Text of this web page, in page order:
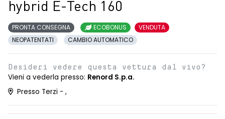
hybrid E-Tech 160
PRONTA CONSEGNA ECOBONUS
VENDUTA
NEOPATENTATI
CAMBIO AUTOMATICO
Desideri vedere questa vettura dal vivo?
Vieni a vederla presso: Renord S.p.a.
Presso Terzi - ,